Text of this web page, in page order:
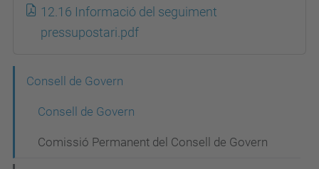
12.16 Informació del seguiment
pressupostari.pdf
e
Consell de Govern
Consell de Govern
Comissió Permanent del Consell de Govern